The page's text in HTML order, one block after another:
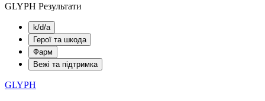
GLYPH Результати
k/d/a
Герої та шкода
Фарм
Вежі та підтримка
GLYPH